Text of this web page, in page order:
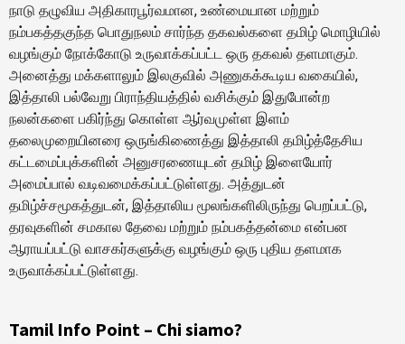
நாடு தழுவிய அதிகாரபூர்வமான, உண்மையான மற்றும்
நம்பகத்தகுந்த பொதுநலம் சார்ந்த தகவல்களை தமிழ் மொழியில்
வழங்கும் நோக்கோடு உருவாக்கப்பட்ட ஒரு தகவல் தளமாகும்.
அனைத்து மக்களாலும் இலகுவில் அணுகக்கூடிய வகையில்,
இத்தாலி பல்வேறு பிராந்தியத்தில் வசிக்கும் இதுபோன்ற
நலன்களை பகிர்ந்து கொள்ள ஆர்வமுள்ள இளம்
தலைமுறையினரை ஒருங்கிணைத்து இத்தாலி தமிழ்த்தேசிய
கட்டமைப்புக்களின் அனுசரணையுடன் தமிழ் இளையோர்
அமைப்பால் வடிவமைக்கப்பட்டுள்ளது. அத்துடன்
தமிழ்ச்சமூகத்துடன், இத்தாலிய மூலங்களிலிருந்து பெறப்பட்டு,
தரவுகளின் சமகால தேவை மற்றும் நம்பகத்தன்மை என்பன
ஆராயப்பட்டு வாசகர்களுக்கு வழங்கும் ஒரு புதிய தளமாக
உருவாக்கப்பட்டுள்ளது.
Tamil Info Point – Chi siamo?